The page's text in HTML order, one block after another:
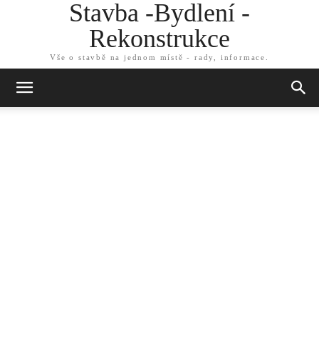
Stavba -Bydlení -
Rekonstrukce
Vše o stavbě na jednom místě - rady, informace.